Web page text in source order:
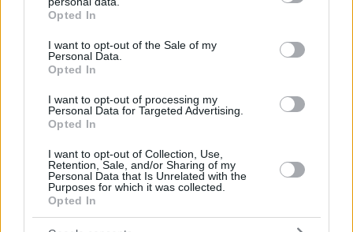
grant or deny consent to Google and its third-party tags to
use your data for below specified purposes in below Google
consent section.
Opted In
I want to opt-out of the Sale of my
Personal Data.
Opted In
I want to opt-out of processing my
Personal Data for Targeted Advertising.
Opted In
I want to opt-out of Collection, Use,
Retention, Sale, and/or Sharing of my
Personal Data that Is Unrelated with the
Purposes for which it was collected.
Opted In
Μία θα χάνεις εσύ, μία θα κερδίζει ο αντίπαλος :)
Ο Κωστας
αντε να εχει τελειωσει μεχρι γενικο λυκειο γιατι
απο σπουδες οσο και να ψαξεις δε βρισκεις
πεσει κανα ψιλο απο το εκαστοτε προεδρο. Τι να
πρωτοθυμηθουμε απο τον εγκυρο κωστα. Τη petit
scato, το bob kozonis, τον αλεχαντρο σκλαβενιτη,
το αλλο το keith harris η εκεινον που τους